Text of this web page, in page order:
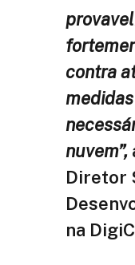
contra
nuvem”,
Diretor
na